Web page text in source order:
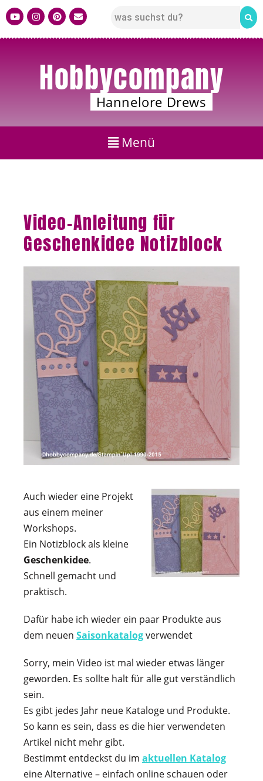
Hobbycompany
Hannelore Drews
Video-Anleitung für
Geschenkidee Notizblock
Auch wieder eine Projekt
aus einem meiner
Workshops.
Ein Notizblock als kleine
Geschenkidee.
Schnell gemacht und
praktisch.
Dafür habe ich wieder ein paar Produkte aus
dem neuen Saisonkatalogverwendet
Sorry, mein Video ist mal wieder etwas länger
geworden. Es sollte halt für alle gut verständlich
sein.
Es gibt jedes Jahr neue Kataloge und Produkte.
So kann es sein, dass es die hier verwendeten
Artikel nicht mehr gibt.
Bestimmt entdeckst du im aktuellen Katalog
eine Alternative – einfach online schauen oder